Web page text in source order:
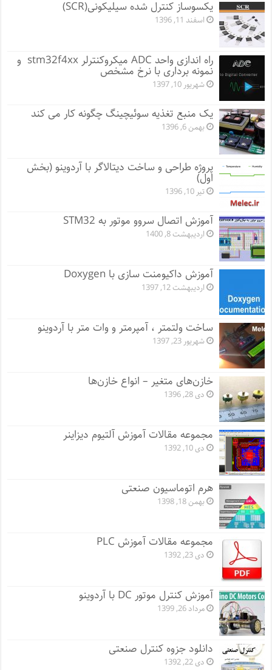
یکسوساز کنترل شده سیلیکونی(SCR)
اسفند 11, 1396
راه اندازی واحد ADC میکروکنترلر stm32f4xx و
نمونه برداری با نرخ مشخص
شهریور 10, 1397
یک منبع تغذیه سوئیچینگ چگونه کار می کند
بهمن 6, 1396
پروژه طراحی و ساخت دیتالاگر با آردوینو (بخش
اول)
تیر 10, 1396
آموزش اتصال سروو موتور به STM32
اردیبهشت 8, 1400
آموزش داکیومنت سازی با Doxygen
اردیبهشت 12, 1397
ساخت ولتمتر ، آمپرمتر و وات متر با آردوینو
شهریور 23, 1397
خازن‌های متغیر – انواع خازن‌ها
دی 28, 1396
مجموعه مقالات آموزش آلتیوم دیزاینر
دی 10, 1392
هرم اتوماسیون صنعتی
بهمن 18, 1398
مجموعه مقالات آموزش PLC
دی 23, 1392
آموزش کنترل موتور DC با آردوینو
مرداد 26, 1399
دانلود جزوه کنترل صنعتی
دی 22, 1392